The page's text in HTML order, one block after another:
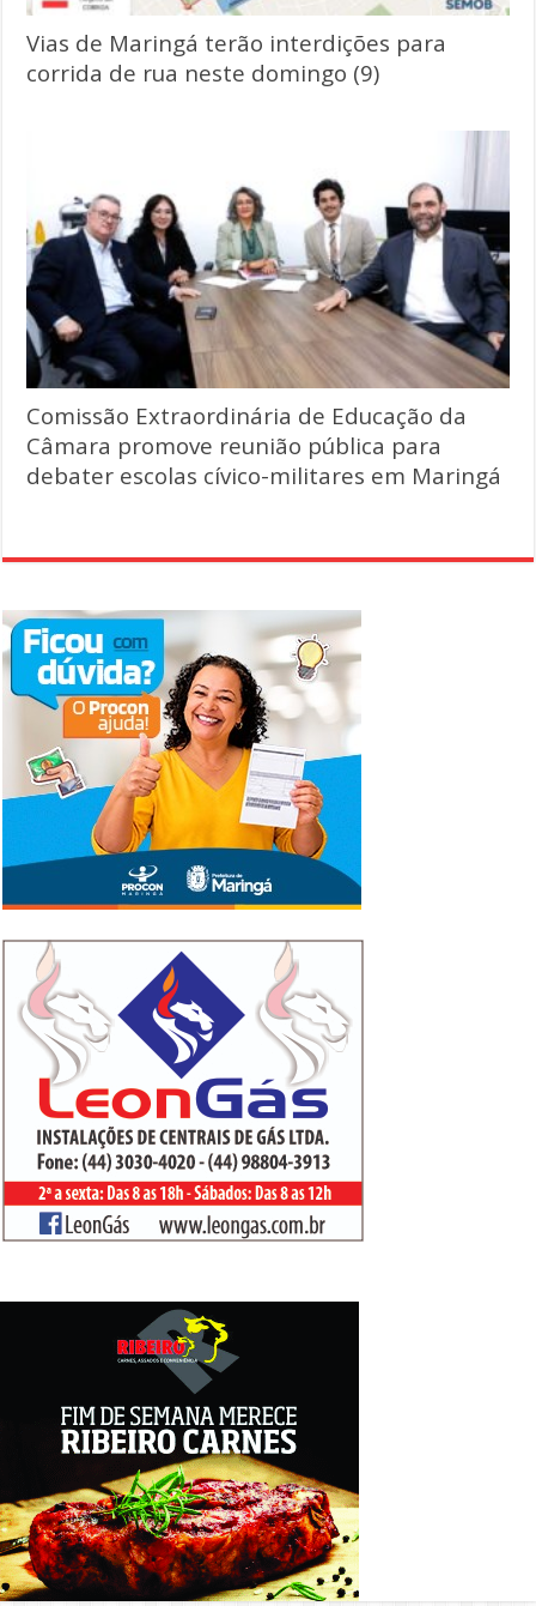
Vias de Maringá terão interdições para
corrida de rua neste domingo (9)
Comissão Extraordinária de Educação da
Câmara promove reunião pública para
debater escolas cívico-militares em Maringá